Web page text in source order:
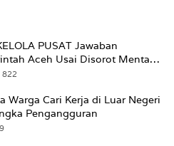
PUSAT Jawaban
Aceh Usai Disorot Mentan
Pertanian
822
Warga Cari Kerja di Luar Negeri
Pengangguran